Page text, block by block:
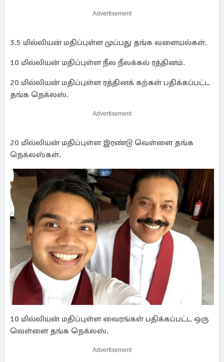
Advertisement
3.5 மில்லியன் மதிப்புள்ள முப்பது தங்க வளையல்கள்.
10 மில்லியன் மதிப்புள்ள நீல நீலக்கல் ரத்தினம்.
20 மில்லியன் மதிப்புள்ள ரத்தினக் கற்கள் பதிக்கப்பட்ட
தங்க நெக்லஸ்.
Advertisement
20 மில்லியன் மதிப்புள்ள இரண்டு வெள்ளை தங்க
நெக்லஸ்கள்.
10 மில்லியன் மதிப்புள்ள வைரங்கள் பதிக்கப்பட்ட ஒரு
வெள்ளை தங்க நெக்லஸ்.
Advertisement